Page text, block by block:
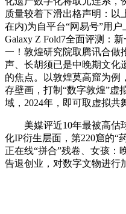
质量较着下滑出格声明：以
在内)为自平台“网易号”用
Galaxy Z Fold7全面评测：
一！敦煌研究院取腾讯合做
声、长胡须已是中晚期文化
的焦点。以敦煌莫高窟为例
存壁画，打制“数字敦煌”虚
域，2024年，即可取虚拟共
美媒评近10年最被高估球
化IP衍生层面，第220窟的“
正在线“拼合”残卷、女孩：
告退创业，对数字文物进行